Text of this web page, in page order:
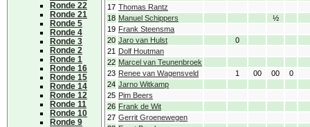
Ronde 22
Ronde 21
Ronde 5
Ronde 4
Ronde 3
Ronde 2
Ronde 1
Ronde 16
Ronde 15
Ronde 14
Ronde 12
Ronde 11
Ronde 10
Ronde 9
17 Thomas Rantz
18 Manuel Schippers
½
19 Frank Steensma
20 Jaro van Hulst
0
21 Dolf Houtman
22 Marcel van Teunenbroek
23 Renee van Wagensveld 1 00 00
0
24 Jarno Witkamp
25 Pim Beers
26 Frank de Wit
27 Gerrit Groenewegen